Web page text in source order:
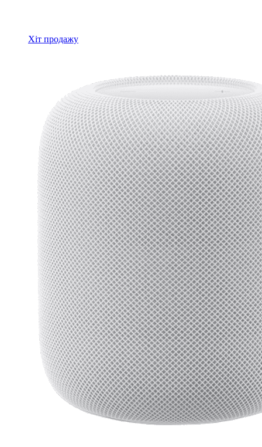
Хіт продажу